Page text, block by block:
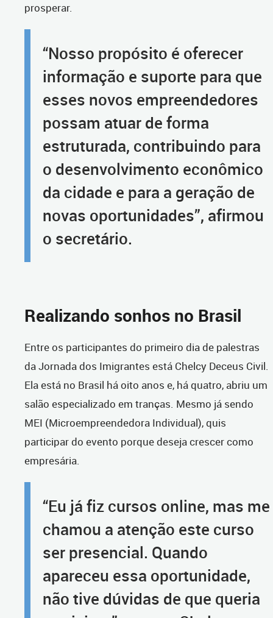
prosperar.
“Nosso propósito é oferecer
informação e suporte para que
esses novos empreendedores
possam atuar de forma
estruturada, contribuindo para
o desenvolvimento econômico
da cidade e para a geração de
novas oportunidades”, afirmou
o secretário.
Realizando sonhos no Brasil
Entre os participantes do primeiro dia de palestras
da Jornada dos Imigrantes está Chelcy Deceus Civil.
Ela está no Brasil há oito anos e, há quatro, abriu um
salão especializado em tranças. Mesmo já sendo
MEI (Microempreendedora Individual), quis
participar do evento porque deseja crescer como
empresária.
“Eu já fiz cursos online, mas me
chamou a atenção este curso
ser presencial. Quando
apareceu essa oportunidade,
não tive dúvidas de que queria